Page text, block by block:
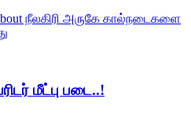
நீலகிரி அருகே கால்நடைகளை
மீட்பு படை..!